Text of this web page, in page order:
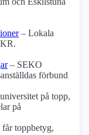
– Lokala
– SEKO
förbund
på topp,
på
toppbetyg,